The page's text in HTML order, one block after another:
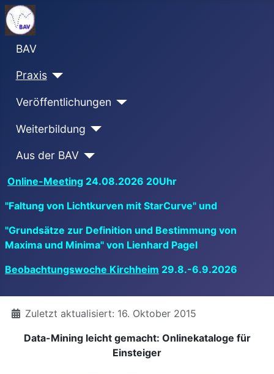
BAV
Praxis
Veröffentlichungen
Weiterbildung
Aus der BAV
Online-Meeting 24.08.2026 20Uhr
"Faltung von Lichtkurven mit StarCurve" und
"Grundsätze zur Definition und Bestimmung von
Maxima und Minima" von Lienhard Pagel
Beobachtungswoche Kirchheim 29.8.-6.9.2026
DetailsZuletzt aktualisiert: 16. Oktober 2015
Data-Mining leicht gemacht: Onlinekataloge für
Einsteiger